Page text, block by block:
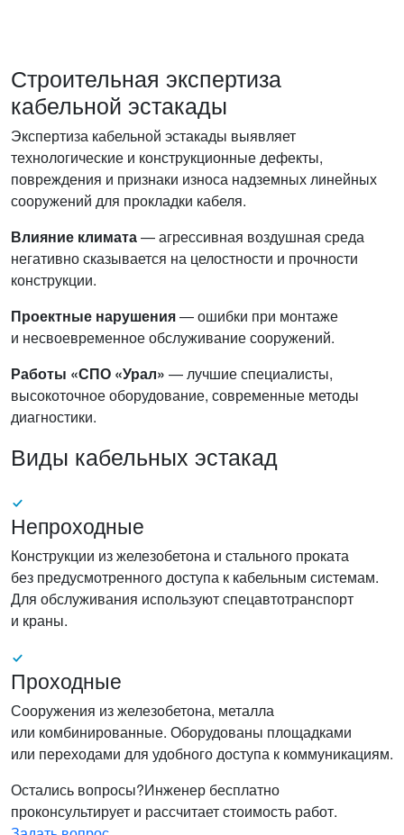
Строительная экспертиза
кабельной эстакады
Экспертиза кабельной эстакады выявляет
технологические и конструкционные дефекты,
повреждения и признаки износа надземных линейных
сооружений для прокладки кабеля.
Влияние климата— агрессивная воздушная среда
негативно сказывается на целостности и прочности
конструкции.
Проектные нарушения— ошибки при монтаже
и несвоевременное обслуживание сооружений.
Работы «СПО «Урал» — лучшие специалисты,
высокоточное оборудование, современные методы
диагностики.
Виды кабельных эстакад
Непроходные
Конструкции из железобетона и стального проката
без предусмотренного доступа к кабельным системам.
Для обслуживания используют спецавтотранспорт
и краны.
Проходные
Сооружения из железобетона, металла
или комбинированные. Оборудованы площадками
или переходами для удобного доступа к коммуникациям.
Остались вопросы?Инженер бесплатно
проконсультирует и рассчитает стоимость работ.